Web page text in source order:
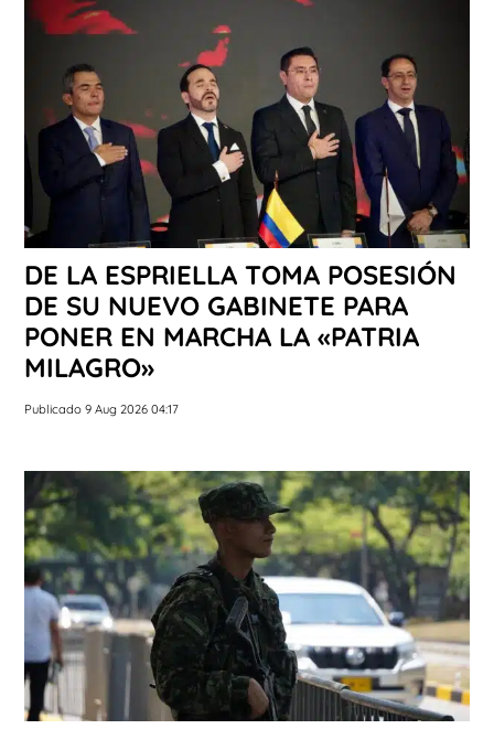
DE LA ESPRIELLA TOMA POSESIÓN
DE SU NUEVO GABINETE PARA
PONER EN MARCHA LA «PATRIA
MILAGRO»
Publicado 9 Aug 2026 04:17